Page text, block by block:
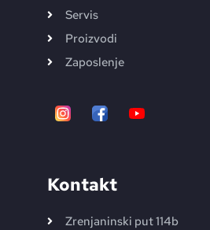
Servis
Proizvodi
Zaposlenje
Kontakt
Zrenjaninski put 114b